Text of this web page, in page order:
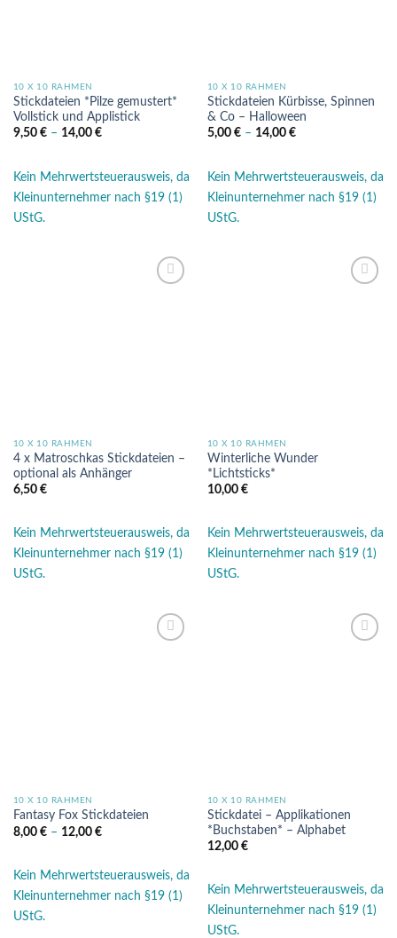
10 X 10 RAHMEN
Stickdateien *Pilze gemustert*
Vollstick und Applistick
9,50 €– 14,00 €
Kein Mehrwertsteuerausweis, da
Kleinunternehmer nach §19 (1)
UStG.
10 X 10 RAHMEN
Stickdateien Kürbisse, Spinnen
& Co – Halloween
5,00 €– 14,00 €
Kein Mehrwertsteuerausweis, da
Kleinunternehmer nach §19 (1)
UStG.
10 X 10 RAHMEN
4 x Matroschkas Stickdateien –
optional als Anhänger
6,50 €
Kein Mehrwertsteuerausweis, da
Kleinunternehmer nach §19 (1)
UStG.
10 X 10 RAHMEN
Winterliche Wunder
*Lichtsticks*
10,00 €
Kein Mehrwertsteuerausweis, da
Kleinunternehmer nach §19 (1)
UStG.
10 X 10 RAHMEN
Fantasy Fox Stickdateien
8,00 €– 12,00 €
Kein Mehrwertsteuerausweis, da
Kleinunternehmer nach §19 (1)
UStG.
10 X 10 RAHMEN
Stickdatei – Applikationen
*Buchstaben* – Alphabet
12,00 €
Kein Mehrwertsteuerausweis, da
Kleinunternehmer nach §19 (1)
UStG.